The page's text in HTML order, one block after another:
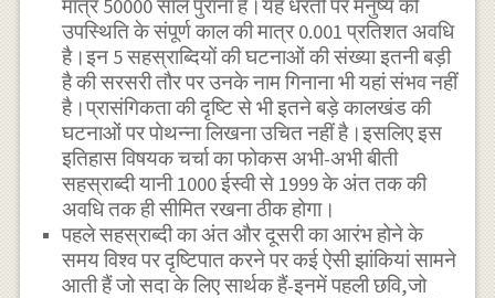
मात्र 50000 साल पुराना है।यह धरती पर मनुष्य की
उपस्थिति के संपूर्ण काल की मात्र 0.001 प्रतिशत अवधि
है।इन 5 सहस्राब्दियों की घटनाओं की संख्या इतनी बड़ी
है की सरसरी तौर पर उनके नाम गिनाना भी यहां संभव नहीं
है।प्रासंगिकता की दृष्टि से भी इतने बड़े कालखंड की
घटनाओं पर पोथन्ना लिखना उचित नहीं है।इसलिए इस
इतिहास विषयक चर्चा का फोकस अभी-अभी बीती
सहस्राब्दी यानी 1000 ईस्वी से 1999 के अंत तक की
अवधि तक ही सीमित रखना ठीक होगा।
पहले सहस्राब्दी का अंत और दूसरी का आरंभ होने के
समय विश्व पर दृष्टिपात करने पर कई ऐसी झांकियां सामने
आती हैं जो सदा के लिए सार्थक हैं-इनमें पहली छवि,जो